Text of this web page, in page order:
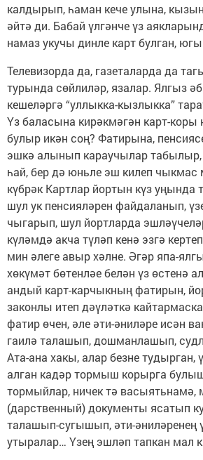
калдырып, һаман кече улына,
әйтә ди. Бабай үлгәнче үз
намаз укучы динле карт булган,
Телевизорда да, газеталарда да
турында сөйлиләр, язалар. Ялгыз
кешеләргә “уллыкка-кызлыкка”
Үз баласына кирәкмәгән карт-коры
булыр икән соң? Фатирына,
эшкә алынып караучылар табылыр,
һай, бер дә юньле эш килеп чыкмас
күбрәк Картлар йортын күз уңында
шул ук пенсияләрен файдаланып,
чыгарып, шул йортларда
күләмдә акча түләп кенә эзгә
мин әлеге авыр хәлне. Әгәр япа-
хөкүмәт бөтенләе белән үз өстенә
андый карт-карчыкның фатирын,
законлы итеп дәүләткә
фатир өчен, әле әти-әниләре исән
гаилә талашып, дошманлашып,
Ата-ана хакы, алар безне тудырган,
алган кадәр тормыш корырга
тормыйлар, ничек тә васыятьнамә,
(дарственный) документы ясатып
талашып-сугышып, әти-әниләренең
утыралар… Үзең эшләп тапкан мал